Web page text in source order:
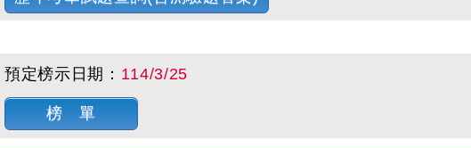
預定榜示日期： 114/3/25
榜 單